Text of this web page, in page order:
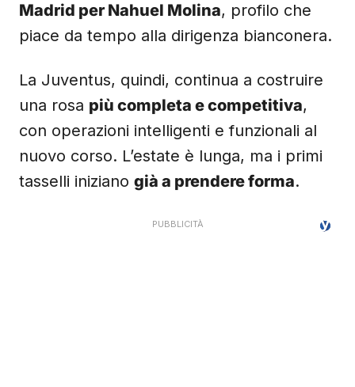
Madrid per Nahuel Molina, profilo che
piace da tempo alla dirigenza bianconera.
La Juventus, quindi, continua a costruire
una rosa più completa e competitiva,
con operazioni intelligenti e funzionali al
nuovo corso. L’estate è lunga, ma i primi
tasselli iniziano già a prendere forma.